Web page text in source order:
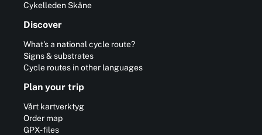
Cykelleden Skåne
Discover
What's a national cycle route?
Signs & substrates
Cycle routes in other languages
Plan your trip
Vårt kartverktyg
Order map
GPX-files